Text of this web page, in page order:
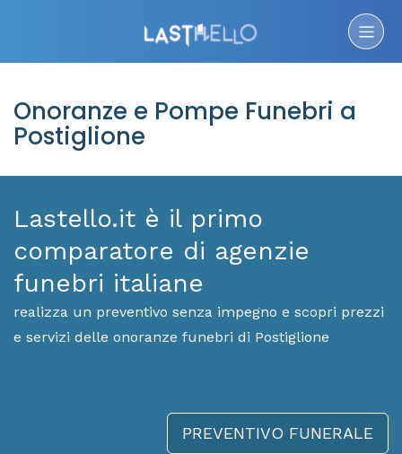
Onoranze e Pompe Funebri a
Postiglione
Lastello.it è il primo
comparatore di agenzie
funebri italiane
realizza un preventivo senza impegno e scopri prezzi
e servizi delle onoranze funebri di Postiglione
PREVENTIVO FUNERALE